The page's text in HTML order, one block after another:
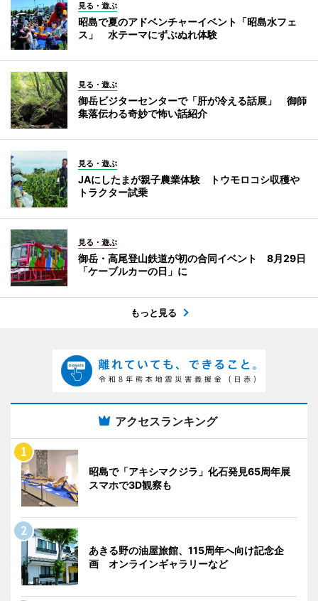
見る・遊ぶ
昭島で夏のアドベンチャーイベント「昭島水フェ
ス」 水テーマにずぶぬれ体験
見る・遊ぶ
御岳ビジターセンターで「肝が冷える話展」 御師
集落伝わる奇妙で怖い話紹介
見る・遊ぶ
JAにしたまが親子農業体験 トウモロコシ収穫や
トラクター試乗
見る・遊ぶ
御岳・高尾登山鉄道が初の合同イベント 8月29日
「ケーブルカーの日」に
もっと見る
アクセスランキング
昭島で「アキシマクジラ」化石発見65周年展
スマホで3D観察も
あきる野の油屋旅館、115周年へ向け記念企
画 オンラインギャラリーなど